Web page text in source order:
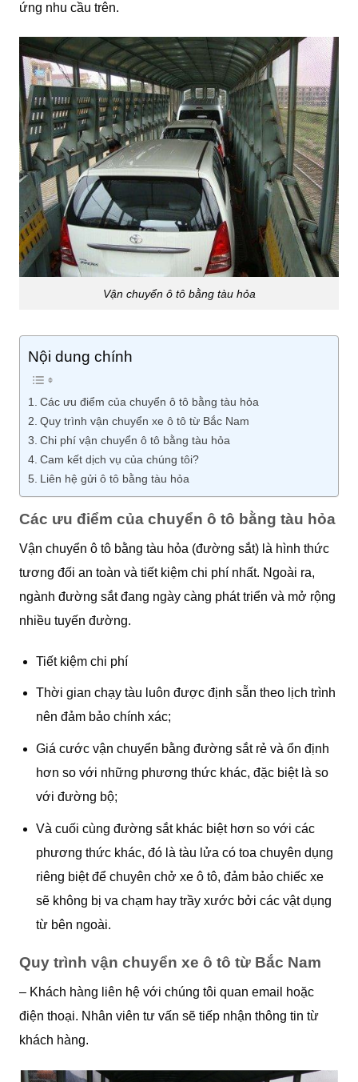
ứng nhu cầu trên.
Vận chuyển ô tô bằng tàu hỏa
Nội dung chính
Các ưu điểm của chuyển ô tô bằng tàu hỏa
Quy trình vận chuyển xe ô tô từ Bắc Nam
Chi phí vận chuyển ô tô bằng tàu hỏa
Cam kết dịch vụ của chúng tôi?
Liên hệ gửi ô tô bằng tàu hỏa
Các ưu điểm của chuyển ô tô bằng tàu hỏa
Vận chuyển ô tô bằng tàu hỏa (đường sắt) là hình thức
tương đối an toàn và tiết kiệm chi phí nhất. Ngoài ra,
ngành đường sắt đang ngày càng phát triển và mở rộng
nhiều tuyến đường.
Tiết kiệm chi phí
Thời gian chạy tàu luôn được định sẵn theo lịch trình
nên đảm bảo chính xác;
Giá cước vận chuyển bằng đường sắt rẻ và ổn định
hơn so với những phương thức khác, đặc biệt là so
với đường bộ;
Và cuối cùng đường sắt khác biệt hơn so với các
phương thức khác, đó là tàu lửa có toa chuyên dụng
riêng biệt để chuyên chở xe ô tô, đảm bảo chiếc xe
sẽ không bị va chạm hay trầy xước bởi các vật dụng
từ bên ngoài.
Quy trình vận chuyển xe ô tô từ Bắc Nam
– Khách hàng liên hệ với chúng tôi quan email hoặc
điện thoại. Nhân viên tư vấn sẽ tiếp nhận thông tin từ
khách hàng.